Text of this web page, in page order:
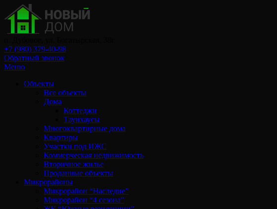
+7 (980) 379-40-98
Обратный звонок
Меню
Объекты
Все объекты
Дома
Коттеджи
Таунхаусы
Многоквартирные дома
Квартиры
Участки под ИЖС
Коммерческая недвижимость
Вторичное жилье
Проданные объекты
Микрорайоны
Микрорайон “Наследие”
Микрорайон “4 сезона”